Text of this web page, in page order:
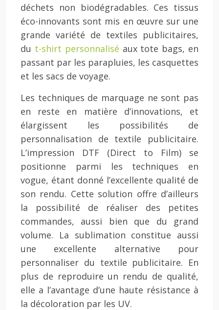
déchets non biodégradables. Ces tissus
éco-innovants sont mis en œuvre sur une
grande variété de textiles publicitaires,
du t-shirt personnalisé aux tote bags, en
passant par les parapluies, les casquettes
et les sacs de voyage.
Les techniques de marquage ne sont pas
en reste en matière d’innovations, et
élargissent les possibilités de
personnalisation de textile publicitaire.
L’impression DTF (Direct to Film) se
positionne parmi les techniques en
vogue, étant donné l’excellente qualité de
son rendu. Cette solution offre d’ailleurs
la possibilité de réaliser des petites
commandes, aussi bien que du grand
volume. La sublimation constitue aussi
une excellente alternative pour
personnaliser du textile publicitaire. En
plus de reproduire un rendu de qualité,
elle a l’avantage d’une haute résistance à
la décoloration par les UV.